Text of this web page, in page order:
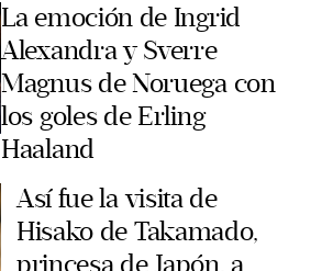
La emoción de Ingrid
Alexandra y Sverre
Magnus de Noruega con
los goles de Erling
Haaland
Así fue la visita de
Hisako de Takamado,